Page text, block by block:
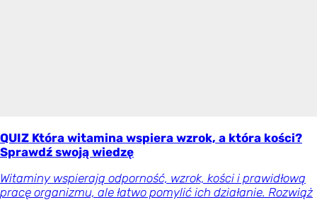
QUIZ Która witamina wspiera wzrok, a która kości?
Sprawdź swoją wiedzę
Witaminy wspierają odporność, wzrok, kości i prawidłową
pracę organizmu, ale łatwo pomylić ich działanie. Rozwiąż